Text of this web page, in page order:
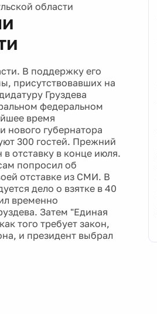
области
В поддержку его
присутствовавших на
Груздева
федеральном
время
нового губернатора
300 гостей. Прежний
отставку в конце июля.
попросил об
отставке из СМИ. В
дело о взятке в 40
временно
Затем "Единая
того требует закон,
и президент выбрал